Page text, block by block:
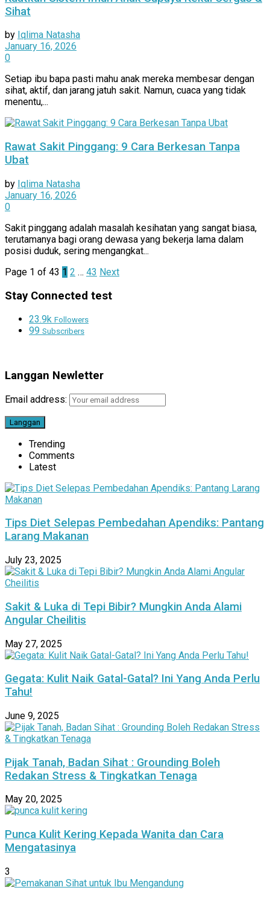
Sihat
by Iqlima Natasha
January 16, 2026
0
Setiap ibu bapa pasti mahu anak mereka membesar dengan
sihat, aktif, dan jarang jatuh sakit. Namun, cuaca yang tidak
menentu,...
Rawat Sakit Pinggang: 9 Cara Berkesan Tanpa
Ubat
by Iqlima Natasha
January 16, 2026
0
Sakit pinggang adalah masalah kesihatan yang sangat biasa,
terutamanya bagi orang dewasa yang bekerja lama dalam
posisi duduk, sering mengangkat...
Page 1 of 43 1 2 … 43 Next
Stay Connected test
23.9k Followers
99 Subscribers
Langgan Newletter
Email address:
Trending
Comments
Latest
Tips Diet Selepas Pembedahan Apendiks: Pantang
Larang Makanan
July 23, 2025
Sakit & Luka di Tepi Bibir? Mungkin Anda Alami
Angular Cheilitis
May 27, 2025
Gegata: Kulit Naik Gatal-Gatal? Ini Yang Anda Perlu
Tahu!
June 9, 2025
Pijak Tanah, Badan Sihat : Grounding Boleh
Redakan Stress & Tingkatkan Tenaga
May 20, 2025
Punca Kulit Kering Kepada Wanita dan Cara
Mengatasinya
3